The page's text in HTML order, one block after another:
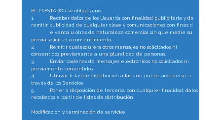
EL PRESTADOR se obliga a no:
1.
Recabar datos de los Usuarios con finalidad publicitaria y de
remitir publicidad de cualquier clase y comunicaciones con fines d
e venta u otras de naturaleza comercial sin que medie su
previa solicitud o consentimiento.
2.
Remitir cualesquiera otros mensajes no solicitados ni
consentidos previamente a una pluralidad de personas.
3.
Enviar cadenas de mensajes electrónicos no solicitados ni
previamente consentidos.
4.
Utilizar listas de distribución a las que pueda accederse a
través de los Servicios.
5.
Poner a disposición de terceros, con cualquier finalidad, datos
recabados a partir de listas de distribución.
Modificación y terminación de servicios